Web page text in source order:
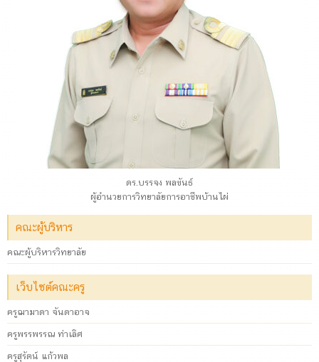
ดร.บรรจง พลขันธ์
ผู้อำนวยการวิทยาลัยการอาชีพบ้านไผ่
คณะผู้บริหาร
คณะผู้บริหารวิทยาลัย
เว็บไซต์คณะครู
ครูฌามาดา จันดาอาจ
ครูพรรพรรณ ท่าเลิศ
ครูสุรัตน์ แก้วพล